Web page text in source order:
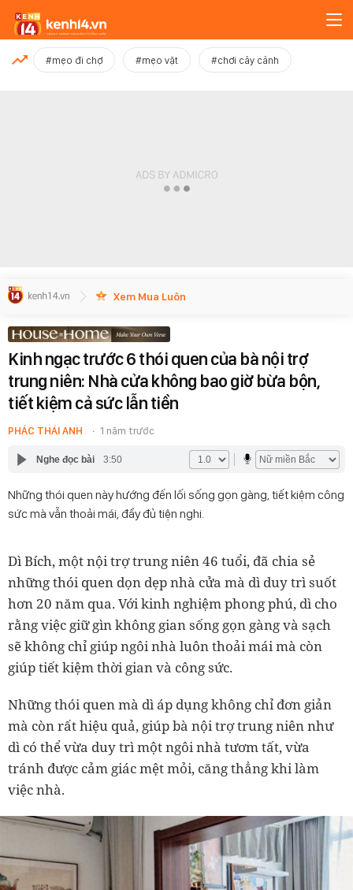
MỚI NHẤT
#mẹo đi chợ #mẹo vặt #chơi cây cảnh
Xem Mua Luôn
Kinh ngạc trước 6 thói quen của bà nội trợ
trung niên: Nhà cửa không bao giờ bừa bộn,
tiết kiệm cả sức lẫn tiền
PHÁC THÁI ANH 1 năm trước
Nghe đọc bài 3:50
Những thói quen này hướng đến lối sống gọn gàng, tiết kiệm công
sức mà vẫn thoải mái, đầy đủ tiện nghi.
Dì Bích, một nội trợ trung niên 46 tuổi, đã chia sẻ
những thói quen dọn dẹp nhà cửa mà dì duy trì suốt
hơn 20 năm qua. Với kinh nghiệm phong phú, dì cho
rằng việc giữ gìn không gian sống gọn gàng và sạch
sẽ không chỉ giúp ngôi nhà luôn thoải mái mà còn
giúp tiết kiệm thời gian và công sức.
Những thói quen mà dì áp dụng không chỉ đơn giản
mà còn rất hiệu quả, giúp bà nội trợ trung niên như
dì có thể vừa duy trì một ngôi nhà tươm tất, vừa
tránh được cảm giác mệt mỏi, căng thẳng khi làm
việc nhà.